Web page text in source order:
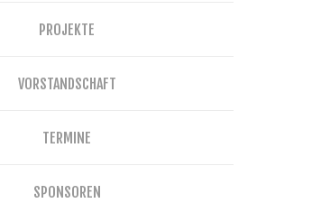
PROJEKTE
VORSTANDSCHAFT
TERMINE
SPONSOREN